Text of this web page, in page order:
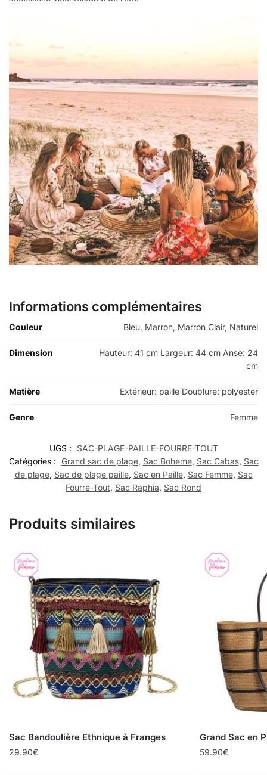
Informations complémentaires
Couleur Bleu, Marron, Marron Clair, Naturel
Dimension
Hauteur: 41 cm Largeur: 44 cm Anse: 24
cm
Matière Extérieur: paille Doublure: polyester
Genre Femme
UGS :
SAC-PLAGE-PAILLE-FOURRE-TOUT
Catégories :
Grand sac de plage, Sac Boheme, Sac Cabas, Sac
de plage, Sac de plage paille, Sac en Paille, Sac Femme, Sac
Fourre-Tout, Sac Raphia, Sac Rond
Produits similaires
Sac Bandoulière Ethnique à Franges
29.90€
Grand Sac en
59.90€